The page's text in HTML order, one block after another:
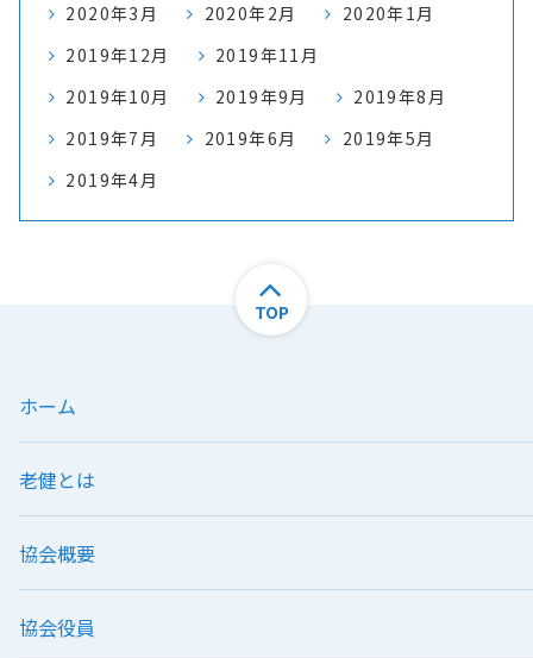
2020年3月
2020年2月
2020年1月
2019年12月
2019年11月
2019年10月
2019年9月
2019年8月
2019年7月
2019年6月
2019年5月
2019年4月
TOP
ホーム
老健とは
協会概要
協会役員